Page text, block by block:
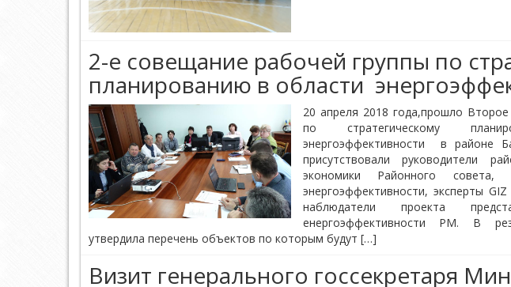
2-е совещание рабочей группы по
планированию в области
20 апреля 2018 года,прошло
по стратегическому
энергоэффективности в районе
присутствовали руководители
экономики Районного
энергоэффективности, эксперты
наблюдатели проекта
енергоэффективности РМ. В
утвердила перечень объектов по которым будут […]
Визит генерального госсекретаря